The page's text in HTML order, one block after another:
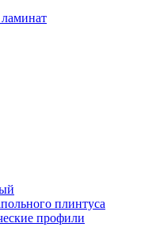
плинтуса
профили